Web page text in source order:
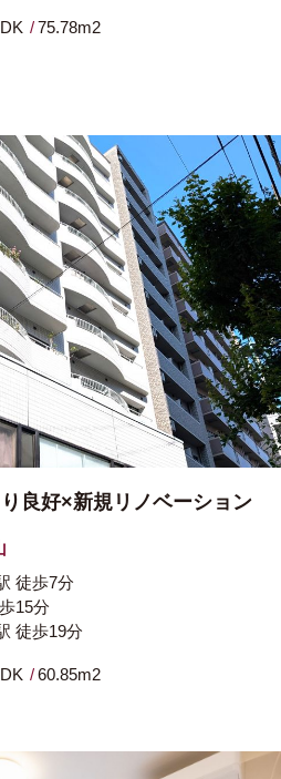
75.78m2
良好×新規リノベーション
徒歩7分
15分
徒歩19分
60.85m2